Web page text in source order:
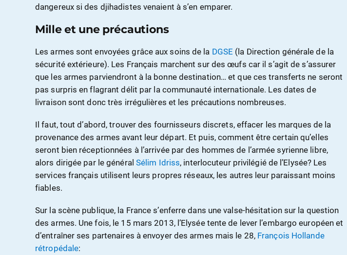
dangereux si des djihadistes venaient à s’en emparer.
Mille et une précautions
Les armes sont envoyées grâce aux soins de la DGSE (la Direction générale de la
sécurité extérieure). Les Français marchent sur des œufs car il s’agit de s’assurer
que les armes parviendront à la bonne destination… et que ces transferts ne seront
pas surpris en flagrant délit par la communauté internationale. Les dates de
livraison sont donc très irrégulières et les précautions nombreuses.
Il faut, tout d’abord, trouver des fournisseurs discrets, effacer les marques de la
provenance des armes avant leur départ. Et puis, comment être certain qu’elles
seront bien réceptionnées à l’arrivée par des hommes de l’armée syrienne libre,
alors dirigée par le général Sélim Idriss, interlocuteur privilégié de l’Elysée? Les
services français utilisent leurs propres réseaux, les autres leur paraissant moins
fiables.
Sur la scène publique, la France s’enferre dans une valse-hésitation sur la question
des armes. Une fois, le 15 mars 2013, l’Elysée tente de lever l’embargo européen et
d’entraîner ses partenaires à envoyer des armes mais le 28, François Hollande
rétropédale: